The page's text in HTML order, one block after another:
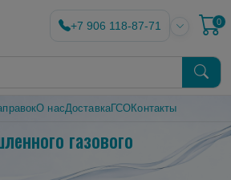
+7 906 118-87-71 0
О насДоставкаГСОКонтакты
газового